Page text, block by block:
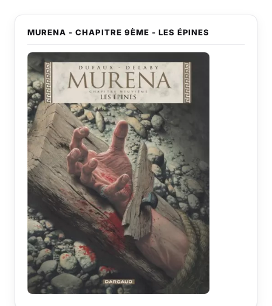
MURENA - CHAPITRE 9ÈME - LES ÉPINES